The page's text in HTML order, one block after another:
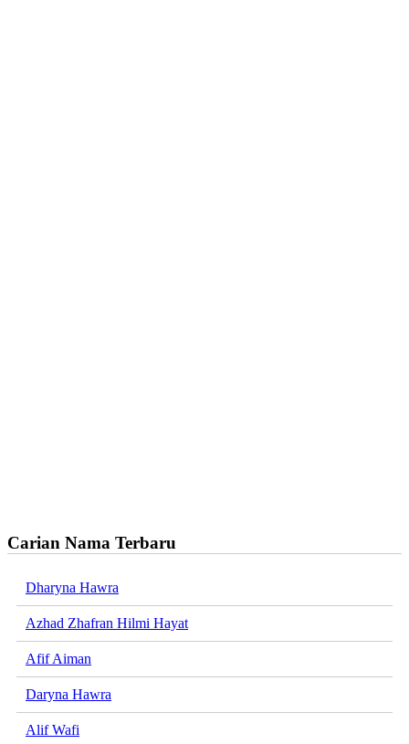
Carian Nama Terbaru
Dharyna Hawra
Azhad Zhafran Hilmi Hayat
Afif Aiman
Daryna Hawra
Alif Wafi